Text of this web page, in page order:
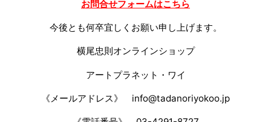
お問合せフォームはこちら
今後とも何卒宜しくお願い申し上げます。
横尾忠則オンラインショップ
アートプラネット・ワイ
《メールアドレス》 info@tadanoriyokoo.jp